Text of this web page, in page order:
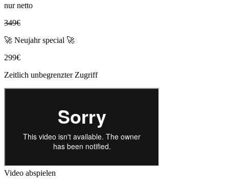
nur netto
349€
🚀 Neujahr special 🚀
299€
Zeitlich unbegrenzter Zugriff
Video abspielen